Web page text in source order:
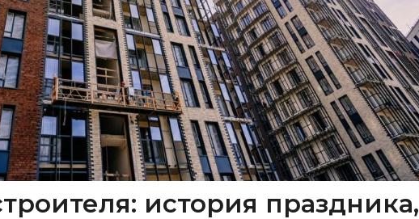
история праздника,